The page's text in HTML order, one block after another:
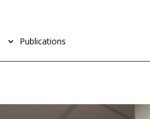
Publications